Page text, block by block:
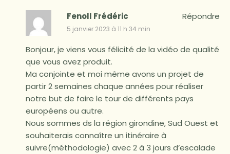
Fenoll Frédéric
5 janvier 2023 à 11 h 34 min
Bonjour, je viens vous félicité de la vidéo de qualité
que vous avez produit.
Ma conjointe et moi même avons un projet de
partir 2 semaines chaque années pour réaliser
notre but de faire le tour de différents pays
européens ou autre.
Nous sommes ds la région girondine, Sud Ouest et
souhaiterais connaître un itinéraire à
suivre(méthodologie) avec 2 à 3 jours d’escalade
Répondre